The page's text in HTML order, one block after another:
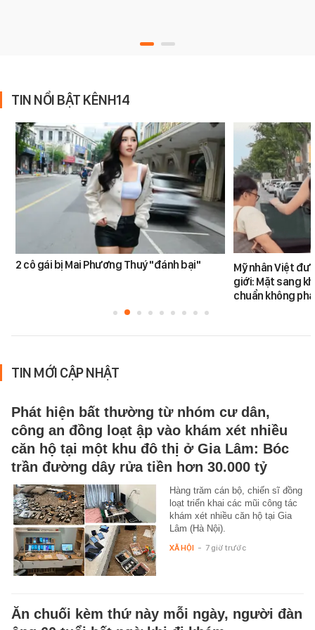
TIN NỔI BẬT KÊNH14
2 cô gái bị Mai Phương Thuý "đánh bại"
Mỹ nhân Việt
giới: Mặt sang
chuẩn không
TIN MỚI CẬP NHẬT
Phát hiện bất thường từ nhóm cư dân,
công an đồng loạt ập vào khám xét nhiều
căn hộ tại một khu đô thị ở Gia Lâm: Bóc
trần đường dây rửa tiền hơn 30.000 tỷ
Hàng trăm cán bộ, chiến sĩ đồng
loạt triển khai các mũi công tác
khám xét nhiều căn hộ tại Gia
Lâm (Hà Nội).
XÃ HỘI - 7 giờ trước
Ăn chuối kèm thứ này mỗi ngày, người đàn